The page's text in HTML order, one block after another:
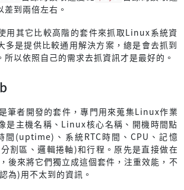
到兩倍左右。
用其它比較高階的套件來抓取Linux系統資
多是提供比較通用解決方案，總是會去抓到
以依照自己的需求去抓資訊才是最好的。
筆者開發的套件，專門用來蒐集Linux作業
是主機名稱、Linux核心名稱、開機時間點
間(uptime)、系統RTC時間、CPU、記憶
割區、邏輯捲軸)和行程。原先是直接做在
後來將它們獨立成這個套件，注重效能，不
為)用不太到的資訊。